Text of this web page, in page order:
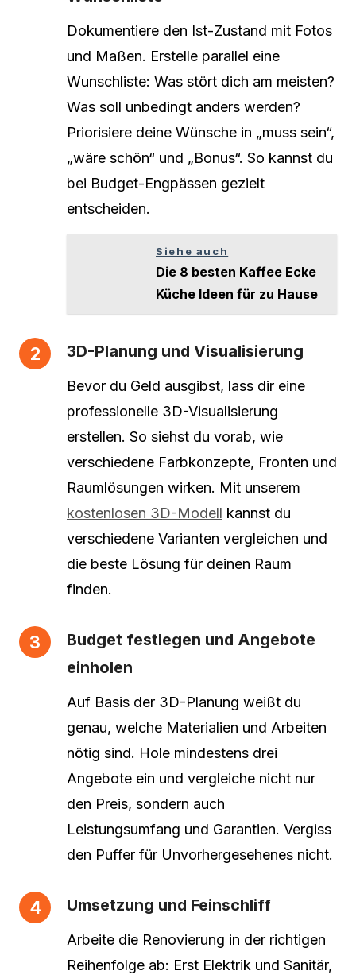
Dokumentiere den Ist-Zustand mit Fotos
und Maßen. Erstelle parallel eine
Wunschliste: Was stört dich am meisten?
Was soll unbedingt anders werden?
Priorisiere deine Wünsche in „muss sein“,
„wäre schön“ und „Bonus“. So kannst du
bei Budget-Engpässen gezielt
entscheiden.
Siehe auch
Die 8 besten Kaffee Ecke
Küche Ideen für zu Hause
3D-Planung und Visualisierung
Bevor du Geld ausgibst, lass dir eine
professionelle 3D-Visualisierung
erstellen. So siehst du vorab, wie
verschiedene Farbkonzepte, Fronten und
Raumlösungen wirken. Mit unserem
kostenlosen 3D-Modell kannst du
verschiedene Varianten vergleichen und
die beste Lösung für deinen Raum
finden.
Budget festlegen und Angebote
einholen
Auf Basis der 3D-Planung weißt du
genau, welche Materialien und Arbeiten
nötig sind. Hole mindestens drei
Angebote ein und vergleiche nicht nur
den Preis, sondern auch
Leistungsumfang und Garantien. Vergiss
den Puffer für Unvorhergesehenes nicht.
Umsetzung und Feinschliff
Arbeite die Renovierung in der richtigen
Reihenfolge ab: Erst Elektrik und Sanitär,